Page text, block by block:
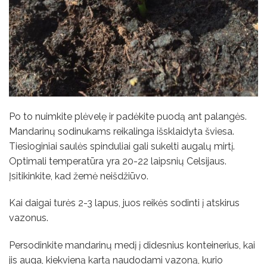
Po to nuimkite plėvelę ir padėkite puodą ant palangės.
Mandarinų sodinukams reikalinga išsklaidyta šviesa.
Tiesioginiai saulės spinduliai gali sukelti augalų mirtį.
Optimali temperatūra yra 20-22 laipsnių Celsijaus.
Įsitikinkite, kad žemė neišdžiūvo.
Kai daigai turės 2-3 lapus, juos reikės sodinti į atskirus
vazonus.
Persodinkite mandarinų medį į didesnius konteinerius, kai
jis auga, kiekvieną kartą naudodami vazoną, kurio